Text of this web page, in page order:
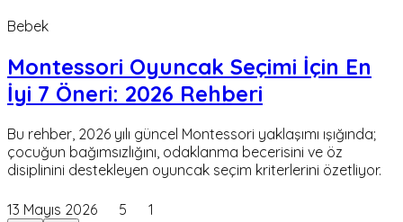
Bebek
Montessori Oyuncak Seçimi İçin En
İyi 7 Öneri: 2026 Rehberi
Bu rehber, 2026 yılı güncel Montessori yaklaşımı ışığında;
çocuğun bağımsızlığını, odaklanma becerisini ve öz
disiplinini destekleyen oyuncak seçim kriterlerini özetliyor.
13 Mayıs 2026 5 1